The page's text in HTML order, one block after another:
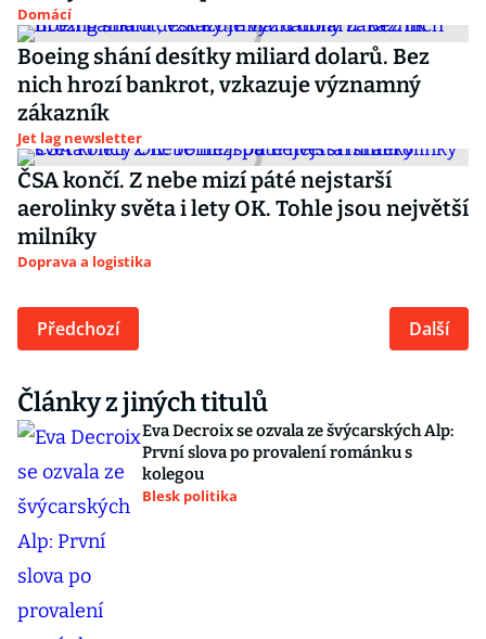
Domácí
Boeing shání desítky miliard dolarů. Bez
nich hrozí bankrot, vzkazuje významný
zákazník
Jet lag newsletter
ČSA končí. Z nebe mizí páté nejstarší
aerolinky světa i lety OK. Tohle jsou největší
milníky
Doprava a logistika
Předchozí Další
Články z jiných titulů
Eva Decroix se ozvala ze švýcarských Alp:
První slova po provalení románku s
kolegou
Blesk politika